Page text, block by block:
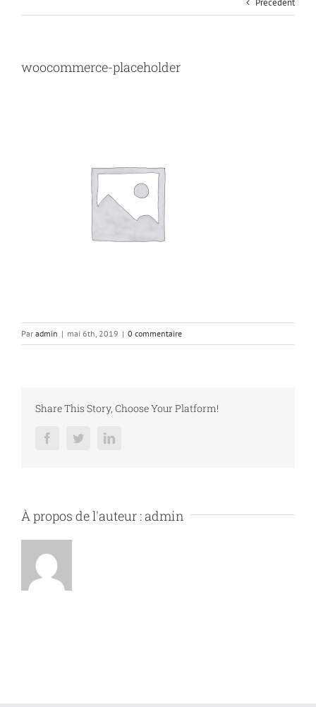
Précédent
woocommerce-placeholder
Par admin | mai 6th, 2019 | 0 commentaire
Share This Story, Choose Your Platform!
FacebookTwitterLinkedIn
À propos de l'auteur :admin